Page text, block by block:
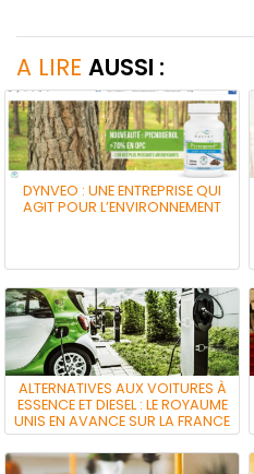
A LIRE AUSSI :
DYNVEO : UNE ENTREPRISE QUI
AGIT POUR L’ENVIRONNEMENT
ALTERNATIVES AUX VOITURES À
ESSENCE ET DIESEL : LE ROYAUME
UNIS EN AVANCE SUR LA FRANCE